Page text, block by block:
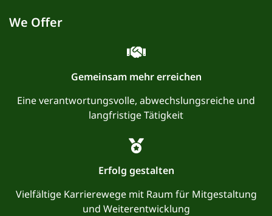
We Offer
Gemeinsam mehr erreichen
Eine verantwortungsvolle, abwechslungsreiche und
langfristige Tätigkeit
Erfolg gestalten
Vielfältige Karrierewege mit Raum für Mitgestaltung
und Weiterentwicklung